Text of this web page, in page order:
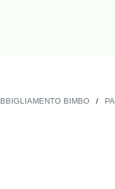
BIMBO /